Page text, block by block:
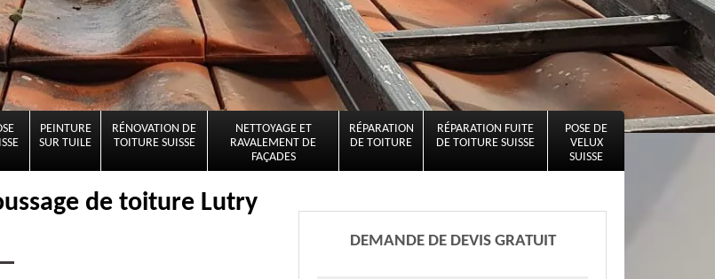
PEINTURE
SUR TUILE
RÉNOVATION DE
TOITURE SUISSE
NETTOYAGE ET
RAVALEMENT DE
FAÇADES
RÉPARATION
DE TOITURE
RÉPARATION FUITE
DE TOITURE SUISSE
POSE DE
VELUX
SUISSE
de toiture Lutry
DEMANDE DE DEVIS GRATUIT